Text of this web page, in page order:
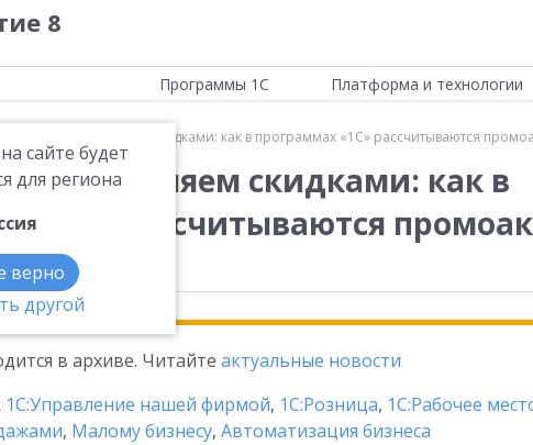
8
сайте будет
для региона
верно
другой
Программы 1С Платформа и технологии
статья "Управляем скидками: как в программах «1С» рассчитываются
"Управляем скидками: как в
«1С» рассчитываются
в архиве. Читайте актуальные новости
1С:Управление нашей фирмой, 1С:Розница, 1С:Рабочее
, Малому бизнесу, Автоматизация бизнеса